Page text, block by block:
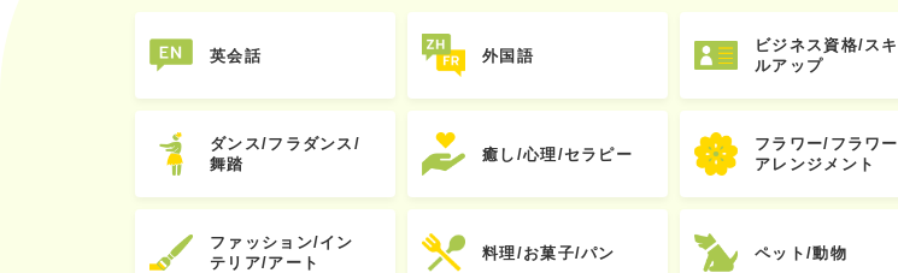
英会話 外国語
ビジネス資格/スキ
ルアップ
ダンス/フラダンス/
舞踏
癒し/心理/セラピー
フラワー/フラワー
アレンジメント
ファッション/イン
テリア/アート
料理/お菓子/パン ペット/動物